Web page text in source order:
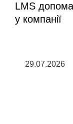
LMS
у компанії
29.07.2026